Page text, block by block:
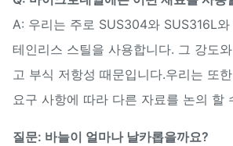
A: 우리는 주로 SUS304와 SUS316L
테인리스 스틸을 사용합니다. 그 강도
고 부식 저항성 때문입니다.우리는 또
요구 사항에 따라 다른 자료를 논의 할
질문: 바늘이 얼마나 날카롭을까요?